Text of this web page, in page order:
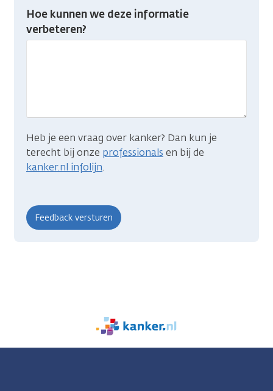
Heb
gevonden
Hoe kunnen we deze informatie
verbeteren?
Heb je een vraag over kanker? Dan kun je
terecht bij onze professionals en bij de
kanker.nl infolijn.
We
zijn